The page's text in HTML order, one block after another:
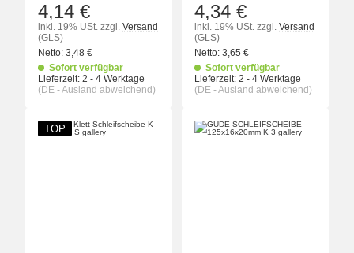
4,14 €
inkl. 19% USt. zzgl. Versand
(GLS)
Netto: 3,48 €
Sofort verfügbar
Lieferzeit: 2 - 4 Werktage
(DE - Ausland abweichend)
4,34 €
inkl. 19% USt. zzgl. Versand
(GLS)
Netto: 3,65 €
Sofort verfügbar
Lieferzeit: 2 - 4 Werktage
(DE - Ausland abweichend)
TOP